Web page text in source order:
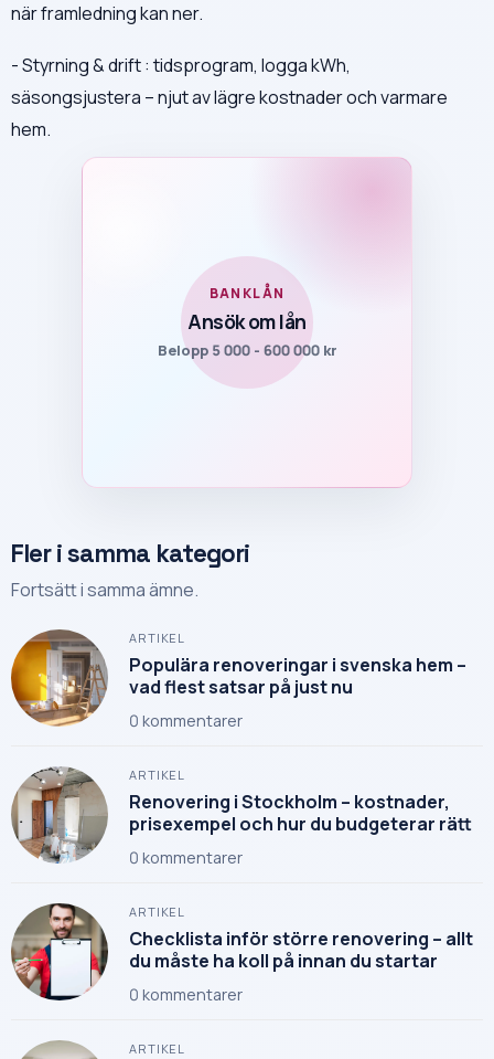
när framledning kan ner.
- Styrning & drift : tidsprogram, logga kWh,
säsongsjustera – njut av lägre kostnader och varmare
hem.
BANKLÅN
Ansök om lån
Belopp 5 000 - 600 000 kr
Fler i samma kategori
Fortsätt i samma ämne.
ARTIKEL
Populära renoveringar i svenska hem –
vad flest satsar på just nu
0 kommentarer
ARTIKEL
Renovering i Stockholm – kostnader,
prisexempel och hur du budgeterar rätt
0 kommentarer
ARTIKEL
Checklista inför större renovering – allt
du måste ha koll på innan du startar
0 kommentarer
ARTIKEL